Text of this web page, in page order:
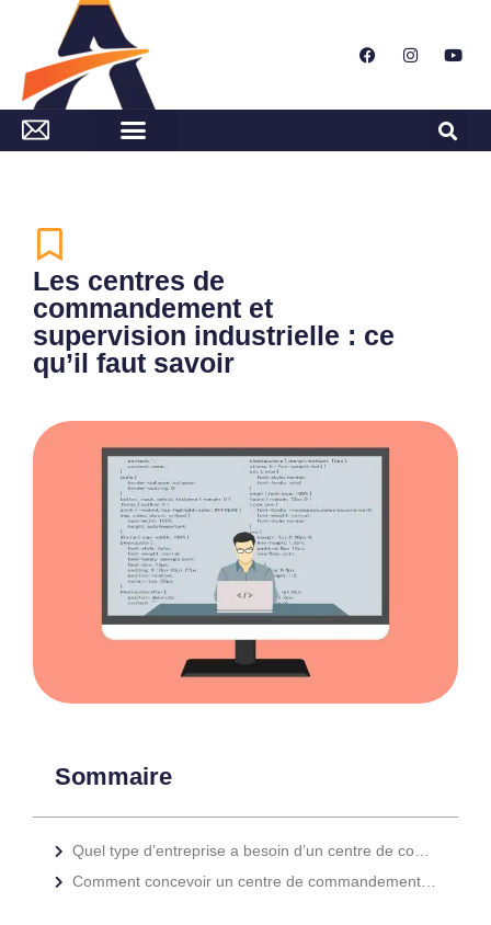
Les centres de
commandement et
supervision industrielle : ce
qu’il faut savoir
Sommaire